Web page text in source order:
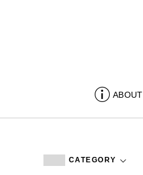
ABOUT
CATEGORY